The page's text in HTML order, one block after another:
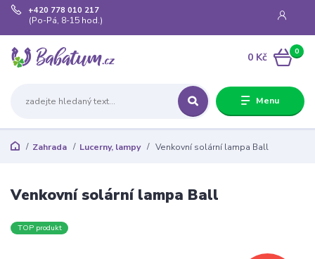
Menu
+420 778 010 217
(Po-Pá, 8-15 hod.)
0
0 Kč
Zahrada Lucerny, lampy Venkovní solární lampa Ball
Venkovní solární lampa Ball
TOP produkt